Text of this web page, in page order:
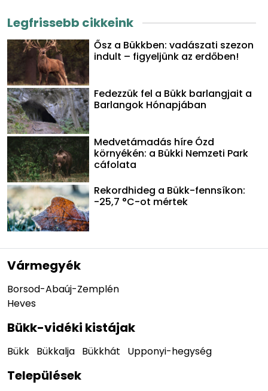
Legfrissebb cikkeink
Ősz a Bükkben: vadászati szezon
indult – figyeljünk az erdőben!
Fedezzük fel a Bükk barlangjait a
Barlangok Hónapjában
Medvetámadás híre Ózd
környékén: a Bükki Nemzeti Park
cáfolata
Rekordhideg a Bükk-fennsíkon:
-25,7 °C-ot mértek
Vármegyék
Borsod-Abaúj-Zemplén
Heves
Bükk-vidéki kistájak
Bükk Bükkalja Bükkhát Upponyi-hegység
Települések